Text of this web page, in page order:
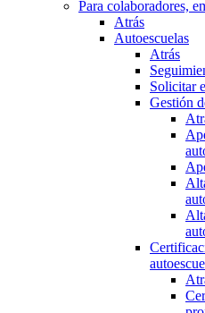
Para colaboradores,
Atrás
Autoescuelas
Atrás
Solicitar
Gestión